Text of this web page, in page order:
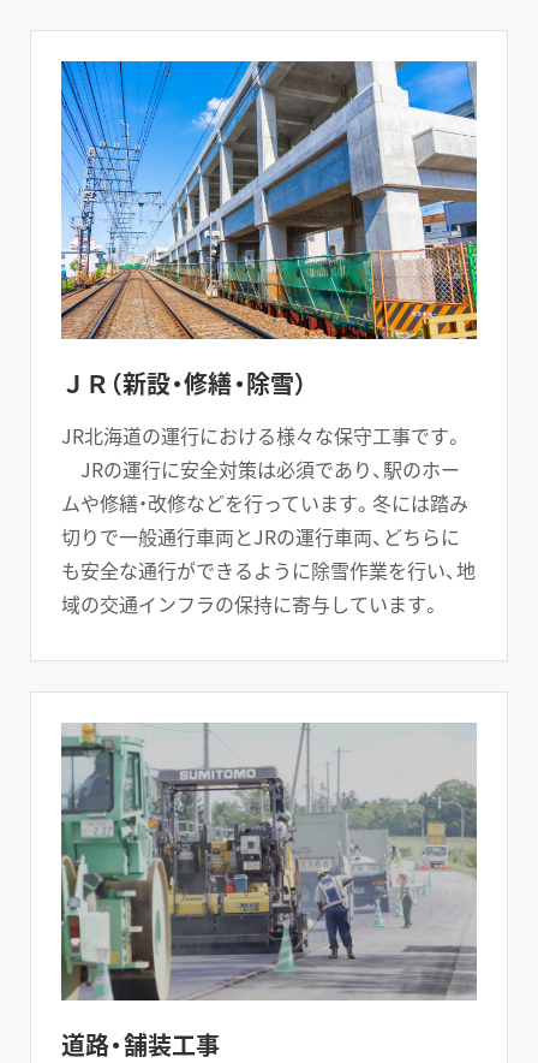
ＪＲ（新設・修繕・除雪）
JR北海道の運行における様々な保守工事です。
JRの運行に安全対策は必須であり、駅のホー
ムや修繕・改修などを行っています。冬には踏み
切りで一般通行車両とJRの運行車両、どちらに
も安全な通行ができるように除雪作業を行い、地
域の交通インフラの保持に寄与しています。
道路・舗装工事